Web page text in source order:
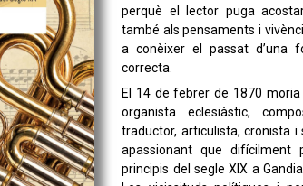
perquè el lector puga
també als pensaments i
a conèixer el passat d’una
correcta.
El 14 de febrer de 1870
organista eclesiàstic,
traductor, articulista, cronista i
apassionant que
principis del segle XIX a